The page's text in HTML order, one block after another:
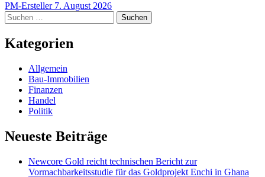
PM-Ersteller 7. August 2026
Suchen
nach:
Kategorien
Allgemein
Bau-Immobilien
Finanzen
Handel
Politik
Neueste Beiträge
Newcore Gold reicht technischen Bericht zur
Vormachbarkeitsstudie für das Goldprojekt Enchi in Ghana